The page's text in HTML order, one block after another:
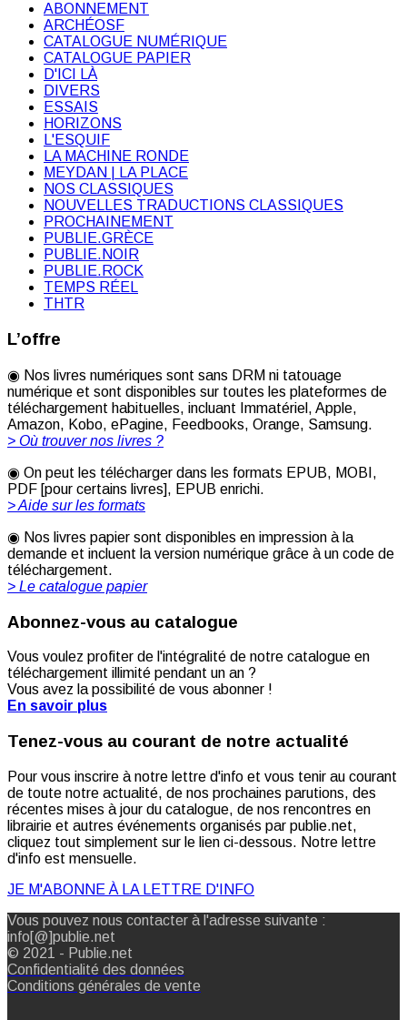
ABONNEMENT
ARCHÉOSF
CATALOGUE NUMÉRIQUE
CATALOGUE PAPIER
D'ICI LÀ
DIVERS
ESSAIS
HORIZONS
L'ESQUIF
LA MACHINE RONDE
MEYDAN | LA PLACE
NOS CLASSIQUES
NOUVELLES TRADUCTIONS CLASSIQUES
PROCHAINEMENT
PUBLIE.GRÈCE
PUBLIE.NOIR
PUBLIE.ROCK
TEMPS RÉEL
THTR
L’offre
◉ Nos livres numériques sont sans DRM ni tatouage
numérique et sont disponibles sur toutes les plateformes de
téléchargement habituelles, incluant Immatériel, Apple,
Amazon, Kobo, ePagine, Feedbooks, Orange, Samsung.
> Où trouver nos livres ?
◉ On peut les télécharger dans les formats EPUB, MOBI,
PDF [pour certains livres], EPUB enrichi.
> Aide sur les formats
◉ Nos livres papier sont disponibles en impression à la
demande et incluent la version numérique grâce à un code de
téléchargement.
> Le catalogue papier
Abonnez-vous au catalogue
Vous voulez profiter de l'intégralité de notre catalogue en
téléchargement illimité pendant un an ?
Vous avez la possibilité de vous abonner !
En savoir plus
Tenez-vous au courant de notre actualité
Pour vous inscrire à notre lettre d'info et vous tenir au courant
de toute notre actualité, de nos prochaines parutions, des
récentes mises à jour du catalogue, de nos rencontres en
librairie et autres événements organisés par publie.net,
cliquez tout simplement sur le lien ci-dessous. Notre lettre
d'info est mensuelle.
JE M'ABONNE À LA LETTRE D'INFO
Vous pouvez nous contacter à l'adresse suivante :
info[@]publie.net
© 2021 - Publie.net
Confidentialité des données
Conditions générales de vente